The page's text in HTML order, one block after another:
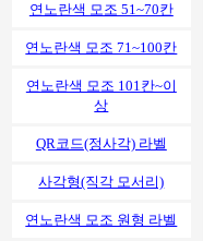
연노란색 모조 51~70칸
연노란색 모조 71~100칸
연노란색 모조 101칸~이
상
QR코드(정사각) 라벨
사각형(직각 모서리)
연노란색 모조 원형 라벨